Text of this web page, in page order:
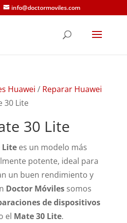
info@doctormoviles.com
Huawei / Reparar Huawei
30 Lite
30 Lite
Litees un modelo más
potente, ideal para
un buen rendimiento y
Doctor Móvilessomos
de dispositivos
el Mate 30 Lite.